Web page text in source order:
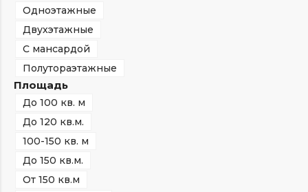
Одноэтажные
Двухэтажные
С мансардой
Полутораэтажные
Площадь
До 100 кв. м
До 120 кв.м.
100-150 кв. м
До 150 кв.м.
От 150 кв.м